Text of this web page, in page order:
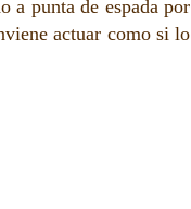
a punta de espada por
actuar como si lo